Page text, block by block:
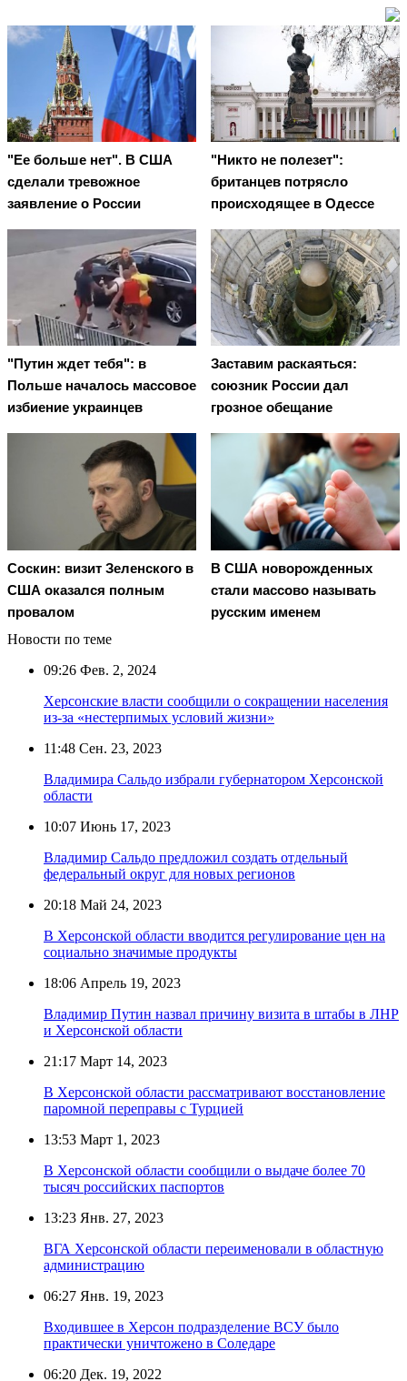
"Ее больше нет". В США
сделали тревожное
заявление о России
"Никто не полезет":
британцев потрясло
происходящее в Одессе
"Путин ждет тебя": в
Польше началось массовое
избиение украинцев
Заставим раскаяться:
союзник России дал
грозное обещание
Соскин: визит Зеленского в
США оказался полным
провалом
В США новорожденных
стали массово называть
русским именем
Новости по теме
09:26 Фев. 2, 2024
Херсонские власти сообщили о сокращении населения
из-за «нестерпимых условий жизни»
11:48 Сен. 23, 2023
Владимира Сальдо избрали губернатором Херсонской
области
10:07 Июнь 17, 2023
Владимир Сальдо предложил создать отдельный
федеральный округ для новых регионов
20:18 Май 24, 2023
В Херсонской области вводится регулирование цен на
социально значимые продукты
18:06 Апрель 19, 2023
Владимир Путин назвал причину визита в штабы в ЛНР
и Херсонской области
21:17 Март 14, 2023
В Херсонской области рассматривают восстановление
паромной переправы с Турцией
13:53 Март 1, 2023
В Херсонской области сообщили о выдаче более 70
тысяч российских паспортов
13:23 Янв. 27, 2023
ВГА Херсонской области переименовали в областную
администрацию
06:27 Янв. 19, 2023
Входившее в Херсон подразделение ВСУ было
практически уничтожено в Соледаре
06:20 Дек. 19, 2022